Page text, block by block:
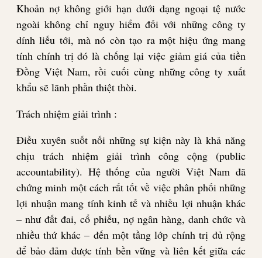
Khoản nợ không giới hạn dưới dạng ngoại tệ nước
ngoài không chỉ nguy hiểm đối với những công ty
dính liếu tới, mà nó còn tạo ra một hiệu ứng mang
tính chính trị đó là chống lại việc giảm giá của tiền
Đồng Việt Nam, rồi cuối cùng những công ty xuất
khẩu sẽ lãnh phần thiệt thòi.
Trách nhiệm giải trình :
Điều xuyên suốt nối những sự kiện này là khả năng
chịu trách nhiệm giải trình công cộng (public
accountability). Hệ thống của người Việt Nam đã
chứng minh một cách rất tốt về việc phân phối những
lợi nhuận mang tính kinh tế và nhiều lợi nhuận khác
– như đất đai, cổ phiếu, nợ ngân hàng, danh chức và
nhiều thứ khác – đến một tầng lớp chính trị đủ rộng
để bảo đảm được tính bền vững và liên kết giữa các